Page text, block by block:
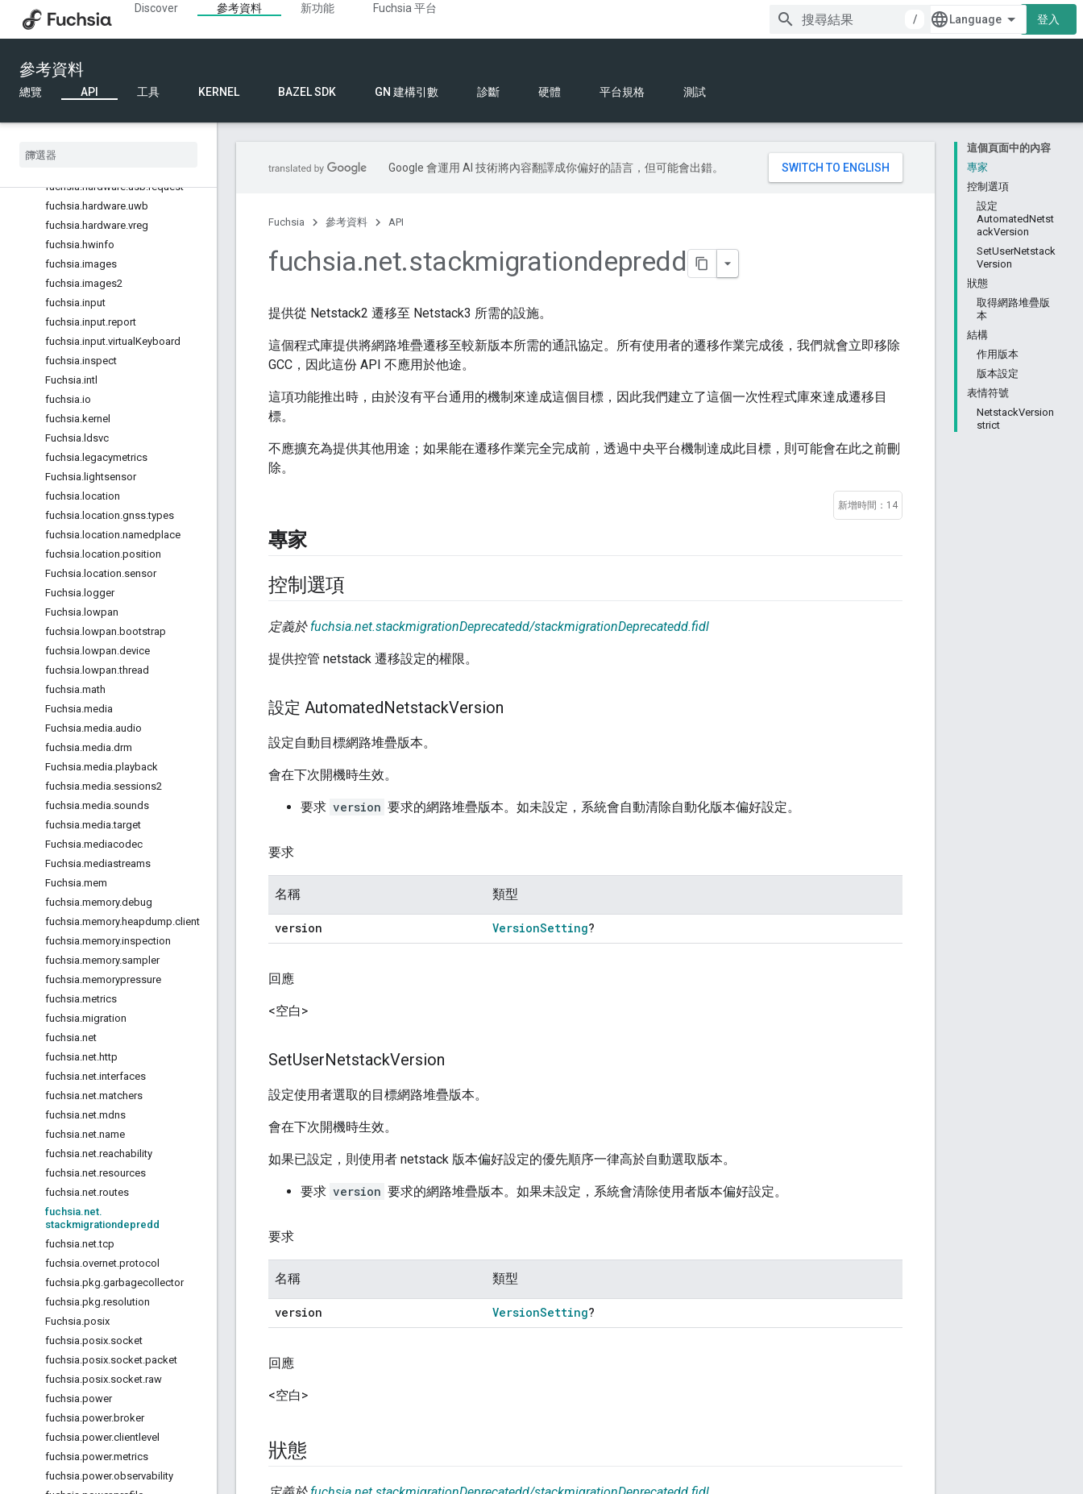
Discover 參考資料 新功能
Fuchsia 平台
/
登入
參考資料
總覽 API 工具 KERNEL BAZEL SDK GN 建構引數 診斷 硬體 平台規格 測試
fuchsia.hardware.spmi
fuchsia.hardware.ufs.phy
fuchsia.hardware.usb.dci
fuchsia
fuchsia.hardware.usb.request
fuchsia.hardware.uwb
fuchsia.hardware.vreg
fuchsia.hwinfo
fuchsia.images
fuchsia.images2
fuchsia.input
fuchsia.input.report
fuchsia.input.virtual Keyboard
fuchsia.inspect
Fuchsia.intl
fuchsia.io
fuchsia.kernel
Fuchsia. ldsvc
fuchsia. legacymetrics
Fuchsia. lightsensor
fuchsia. location
fuchsia. location.gnss.types
fuchsia. location.namedplace
fuchsia. location.position
Fuchsia. location.sensor
Fuchsia. logger
Fuchsia. lowpan
fuchsia. lowpan.bootstrap
fuchsia. lowpan.device
fuchsia. lowpan.thread
fuchsia.math
Fuchsia.media
Fuchsia.media.audio
fuchsia.media.drm
Fuchsia.media.playback
fuchsia.media.sessions2
fuchsia.media.sounds
fuchsia.media.target
Fuchsia.mediacodec
Fuchsia.mediastreams
Fuchsia.mem
fuchsia.memory.debug
fuchsia.memory.heapdump.client
fuchsia.memory.inspection
fuchsia.memory.sampler
fuchsia.memorypressure
fuchsia.metrics
fuchsia.migration
fuchsia.net
fuchsia.net.http
fuchsia.net.interfaces
fuchsia.net.matchers
fuchsia.net.mdns
fuchsia.net.name
fuchsia.net.reachability
fuchsia.net.resources
fuchsia.net.routes
fuchsia.net.
stackmigrationdepredd
fuchsia.net.tcp
fuchsia.overnet.protocol
fuchsia.pkg.garbagecollector
fuchsia.pkg.resolution
Fuchsia.posix
fuchsia.posix.socket
fuchsia.posix.socket.packet
fuchsia.posix.socket.raw
fuchsia.power
fuchsia.power.broker
fuchsia.power.clientlevel
fuchsia.power.metrics
fuchsia.power.observability
這個頁面中的內容
專家
控制選項
設定
AutomatedNetst
ackVersion
SetUserNetstack
Version
狀態
取得網路堆疊版
本
結構
作用版本
版本設定
表情符號
NetstackVersion
strict
Google 會運用 AI 技術將內容翻譯成你偏好的語言，但可能會出錯。
Fuchsia 參考資料 API
fuchsia.net.stackmigrationdepredd
提供從 Netstack2 遷移至 Netstack3 所需的設施。
這個程式庫提供將網路堆疊遷移至較新版本所需的通訊協定。所有使用者的遷移作業完成後，我們就會立即移除
GCC，因此這份 API 不應用於他途。
這項功能推出時，由於沒有平台通用的機制來達成這個目標，因此我們建立了這個一次性程式庫來達成遷移目
標。
不應擴充為提供其他用途；如果能在遷移作業完全完成前，透過中央平台機制達成此目標，則可能會在此之前刪
除。
新增時間：14
專家
控制選項
定義於 fuchsia.net.stackmigrationDeprecatedd/stackmigrationDeprecatedd.fidl
提供控管 netstack 遷移設定的權限。
設定 AutomatedNetstackVersion
設定自動目標網路堆疊版本。
會在下次開機時生效。
要求 version 要求的網路堆疊版本。如未設定，系統會自動清除自動化版本偏好設定。
要求
名稱 類型
version VersionSetting?
回應
<空白>
SetUserNetstackVersion
設定使用者選取的目標網路堆疊版本。
會在下次開機時生效。
如果已設定，則使用者 netstack 版本偏好設定的優先順序一律高於自動選取版本。
要求 version 要求的網路堆疊版本。如果未設定，系統會清除使用者版本偏好設定。
要求
名稱 類型
version VersionSetting?
回應
<空白>
狀態